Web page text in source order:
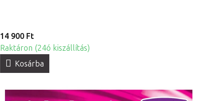
14 900 Ft
Raktáron (24ó kiszállítás)
Kosárba